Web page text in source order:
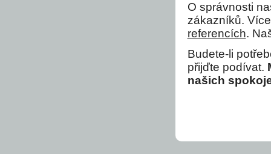
O správnosti
zákazníků.
referencích.
Budete-li
přijďte podívat.
našich